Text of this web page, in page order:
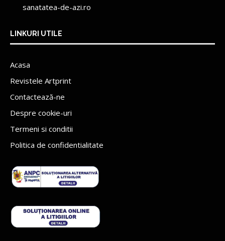
sanatatea-de-azi.ro
LINKURI UTILE
Acasa
Revistele Artprint
Contactează-ne
Despre cookie-uri
Termeni si conditii
Politica de confidentialitate